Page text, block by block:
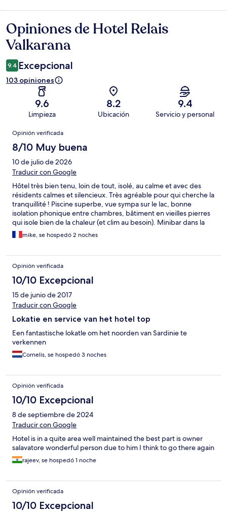
Opiniones
Opiniones de Hotel Relais
Valkarana
9.4 Excepcional
103 opiniones
9.6
Limpieza
8.2
Ubicación
9.4
Servicio y personal
Opiniones
Opinión verificada
8/10 Muy buena
10 de julio de 2026
Traducir con Google
Hôtel très bien tenu, loin de tout, isolé, au calme et avec des
résidents calmes et silencieux. Très agréable pour qui cherche la
tranquillité ! Piscine superbe, vue sympa sur le lac, bonne
isolation phonique entre chambres, bâtiment en vieilles pierres
qui isole bien de la chaleur (et clim au besoin). Minibar dans la
chambre. Lit à l’ancienne, déco un peu désuète. Bel endroit.
mike, se hospedó 2 noches
Opinión verificada
10/10 Excepcional
15 de junio de 2017
Traducir con Google
Lokatie en service van het hotel top
Een fantastische lokatle om het noorden van Sardinie te
verkennen
Cornelis, se hospedó 3 noches
Opinión verificada
10/10 Excepcional
8 de septiembre de 2024
Traducir con Google
Hotel is in a quite area well maintained the best part is owner
salavatore wonderful person due to him I think to go there again
rajeev, se hospedó 1 noche
Opinión verificada
10/10 Excepcional